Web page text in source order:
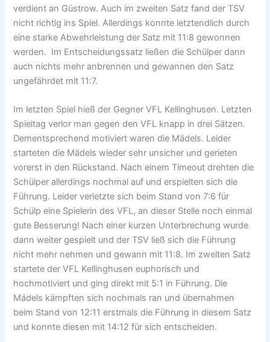
verdient an Güstrow. Auch im zweiten Satz fand der TSV
nicht richtig ins Spiel. Allerdings konnte letztendlich durch
eine starke Abwehrleistung der Satz mit 11:8 gewonnen
werden. Im Entscheidungssatz ließen die Schülper dann
auch nichts mehr anbrennen und gewannen den Satz
ungefährdet mit 11:7.
Im letzten Spiel hieß der Gegner VFL Kellinghusen. Letzten
Spieltag verlor man gegen den VFL knapp in drei Sätzen.
Dementsprechend motiviert waren die Mädels. Leider
starteten die Mädels wieder sehr unsicher und gerieten
vorerst in den Rückstand. Nach einem Timeout drehten die
Schülper allerdings nochmal auf und erspielten sich die
Führung. Leider verletzte sich beim Stand von 7:6 für
Schülp eine Spielerin des VFL, an dieser Stelle noch einmal
gute Besserung! Nach einer kurzen Unterbrechung wurde
dann weiter gespielt und der TSV ließ sich die Führung
nicht mehr nehmen und gewann mit 11:8. Im zweiten Satz
startete der VFL Kellinghusen euphorisch und
hochmotiviert und ging direkt mit 5:1 in Führung. Die
Mädels kämpften sich nochmals ran und übernahmen
beim Stand von 12:11 erstmals die Führung in diesem Satz
und konnte diesen mit 14:12 für sich entscheiden.